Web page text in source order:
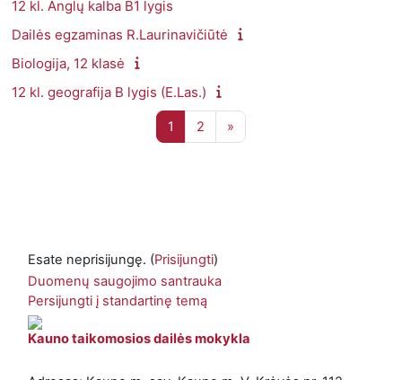
12 kl. Anglų kalba B1 lygis
Dailės egzaminas R.Laurinavičiūtė
Biologija, 12 klasė
12 kl. geografija B lygis (E.Las.)
1 1 puslapis
2 2 puslapis
»
Esate neprisijungę. (Prisijungti)
Duomenų saugojimo santrauka
Persijungti į standartinę temą
Kauno taikomosios dailės mokykla